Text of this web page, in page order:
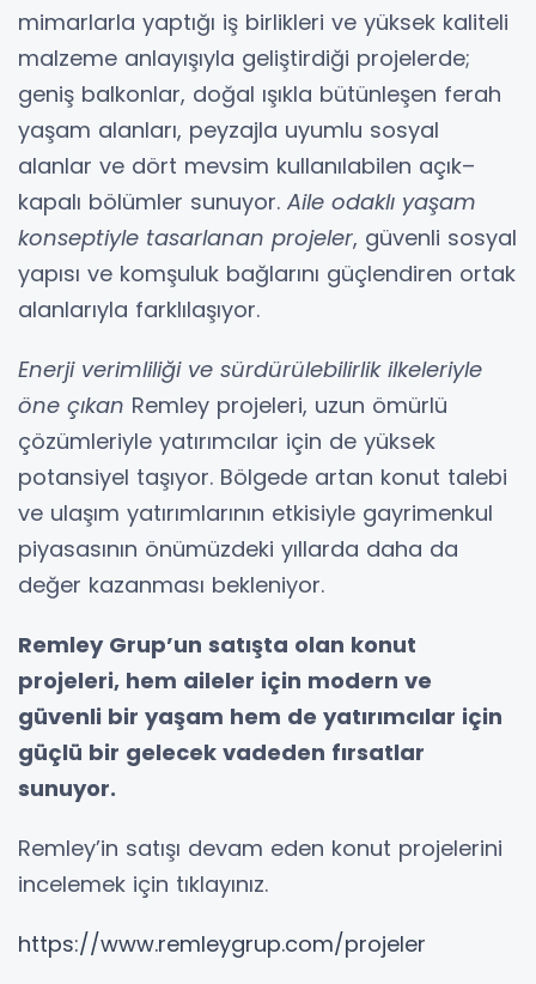
mimarlarla yaptığı iş birlikleri ve yüksek kaliteli
malzeme anlayışıyla geliştirdiği projelerde;
geniş balkonlar, doğal ışıkla bütünleşen ferah
yaşam alanları, peyzajla uyumlu sosyal
alanlar ve dört mevsim kullanılabilen açık–
kapalı bölümler sunuyor. Aile odaklı yaşam
konseptiyle tasarlanan projeler, güvenli sosyal
yapısı ve komşuluk bağlarını güçlendiren ortak
alanlarıyla farklılaşıyor.
Enerji verimliliği ve sürdürülebilirlik ilkeleriyle
öne çıkan Remley projeleri, uzun ömürlü
çözümleriyle yatırımcılar için de yüksek
potansiyel taşıyor. Bölgede artan konut talebi
ve ulaşım yatırımlarının etkisiyle gayrimenkul
piyasasının önümüzdeki yıllarda daha da
değer kazanması bekleniyor.
Remley Grup’un satışta olan konut
projeleri, hem aileler için modern ve
güvenli bir yaşam hem de yatırımcılar için
güçlü bir gelecek vadeden fırsatlar
sunuyor.
Remley’in satışı devam eden konut projelerini
incelemek için tıklayınız.
https://www.remleygrup.com/projeler